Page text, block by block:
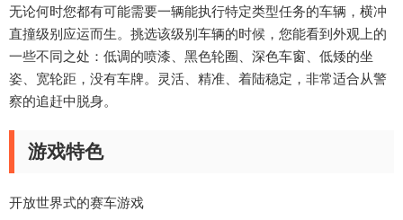
无论何时您都有可能需要一辆能执行特定类型任务的车辆，横冲
直撞级别应运而生。挑选该级别车辆的时候，您能看到外观上的
一些不同之处：低调的喷漆、黑色轮圈、深色车窗、低矮的坐
姿、宽轮距，没有车牌。灵活、精准、着陆稳定，非常适合从警
察的追赶中脱身。
游戏特色
开放世界式的赛车游戏